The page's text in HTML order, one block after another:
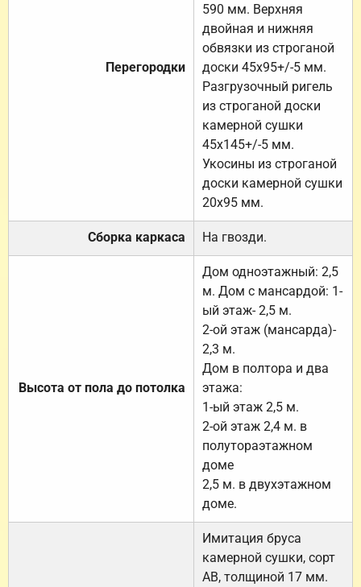
Перегородки
590 мм. Верхняя
двойная и нижняя
обвязки из строганой
доски 45х95+/-5 мм.
Разгрузочный ригель
из строганой доски
камерной сушки
45х145+/-5 мм.
Укосины из строганой
доски камерной сушки
20х95 мм.
Сборка каркаса На гвозди.
Высота от пола до потолка
Дом одноэтажный: 2,5
м. Дом с мансардой: 1-
ый этаж- 2,5 м.
2-ой этаж (мансарда)-
2,3 м.
Дом в полтора и два
этажа:
1-ый этаж 2,5 м.
2-ой этаж 2,4 м. в
полутораэтажном
доме
2,5 м. в двухэтажном
доме.
Имитация бруса
камерной сушки, сорт
АВ, толщиной 17 мм.